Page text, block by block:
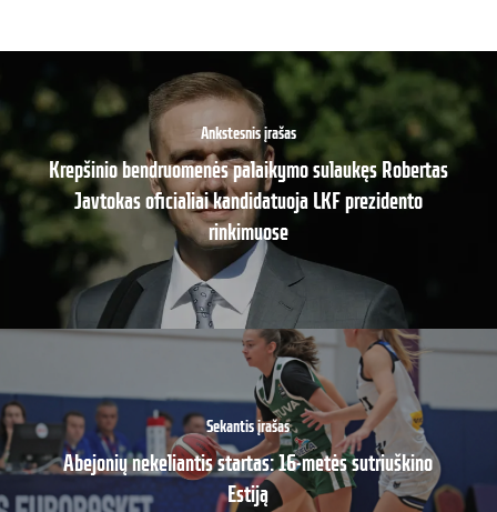
Ankstesnis įrašas
Krepšinio bendruomenės palaikymo sulaukęs Robertas
Javtokas oficialiai kandidatuoja LKF prezidento
rinkimuose
Sekantis įrašas
Abejonių nekeliantis startas: 16-metės sutriuškino
Estiją